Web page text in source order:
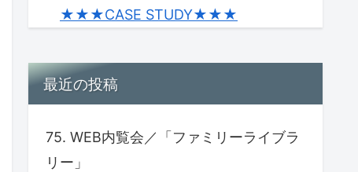
★★★CASE STUDY★★★
最近の投稿
75. WEB内覧会／「ファミリーライブラ
リー」